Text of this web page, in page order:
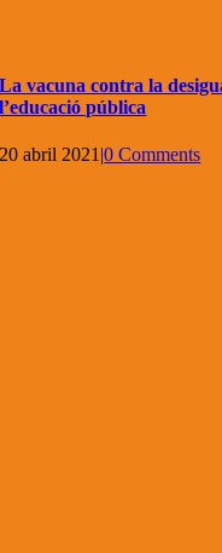
La vacuna contra la
l’educació pública
20 abril 2021 |0 Comments